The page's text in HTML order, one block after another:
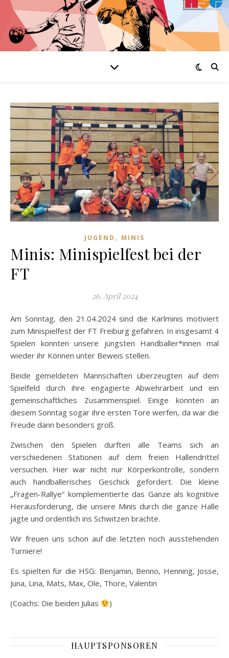
JUGEND , MINIS
Minis: Minispielfest bei der
FT
26. April 2024
Am Sonntag, den 21.04.2024 sind die Karlminis motiviert
zum Minispielfest der FT Freiburg gefahren. In insgesamt 4
Spielen konnten unsere jüngsten Handballer*innen mal
wieder ihr Können unter Beweis stellen.
Beide gemeldeten Mannschaften überzeugten auf dem
Spielfeld durch ihre engagierte Abwehrarbeit und ein
gemeinschaftliches Zusammenspiel. Einige konnten an
diesem Sonntag sogar ihre ersten Tore werfen, da war die
Freude dann besonders groß.
Zwischen den Spielen durften alle Teams sich an
verschiedenen Stationen auf dem freien Hallendrittel
versuchen. Hier war nicht nur Körperkontrolle, sondern
auch handballerisches Geschick gefordert. Die kleine
„Fragen-Rallye“ komplementierte das Ganze als kognitive
Herausforderung, die unsere Minis durch die ganze Halle
jagte und ordentlich ins Schwitzen brachte.
Wir freuen uns schon auf die letzten noch ausstehenden
Turniere!
Es spielten für die HSG: Benjamin, Benno, Henning, Josse,
Juna, Lina, Mats, Max, Ole, Thore, Valentin
(Coachs: Die beiden Julias
)
HAUPTSPONSOREN